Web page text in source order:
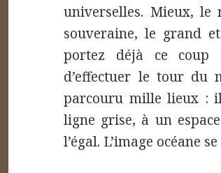
universelles. Mieux, le
souveraine, le grand
portez déjà ce coup
d’effectuer le tour du
parcouru mille lieux :
ligne grise, à un
l’égal. L’image océane